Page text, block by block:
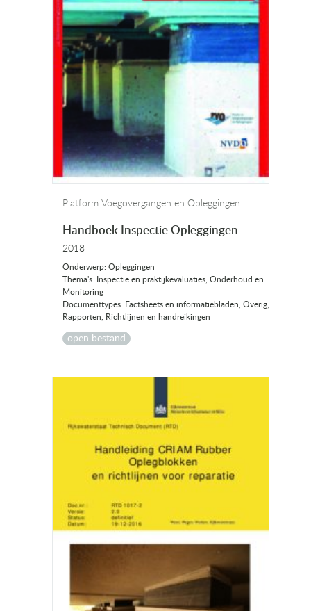
Platform Voegovergangen en Opleggingen
Handboek Inspectie Opleggingen
2018
Onderwerp: Opleggingen
Thema's: Inspectie en praktijkevaluaties, Onderhoud en
Monitoring
Documenttypes: Factsheets en informatiebladen, Overig,
Rapporten, Richtlijnen en handreikingen
open bestand